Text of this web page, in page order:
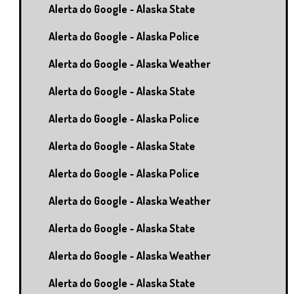
Alerta do Google - Alaska State
Alerta do Google - Alaska Police
Alerta do Google - Alaska Weather
Alerta do Google - Alaska State
Alerta do Google - Alaska Police
Alerta do Google - Alaska State
Alerta do Google - Alaska Police
Alerta do Google - Alaska Weather
Alerta do Google - Alaska State
Alerta do Google - Alaska Weather
Alerta do Google - Alaska State